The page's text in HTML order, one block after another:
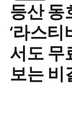
등산 동
‘라스티
서도 무
보는 비